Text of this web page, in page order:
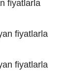
fiyatlarla
fiyatlarla
fiyatlarla